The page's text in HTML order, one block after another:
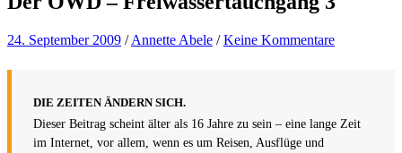
24. September 2009 /Annette Abele /Keine Kommentare
DIE ZEITEN ÄNDERN SICH.
Dieser Beitrag scheint älter als 16 Jahre zu sein – eine lange Zeit
im Internet, vor allem, wenn es um Reisen, Ausflüge und